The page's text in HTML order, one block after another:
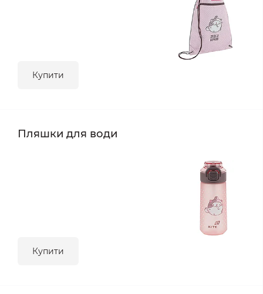
Купити
Пляшки для води
Купити